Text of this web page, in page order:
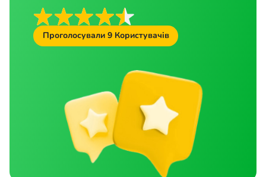
Проголосували 9 Користувачів